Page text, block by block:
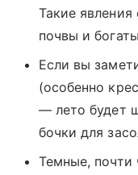
Такие
почвы и
Если вы
(особенно
— лето будет
бочки для
Темные, почти